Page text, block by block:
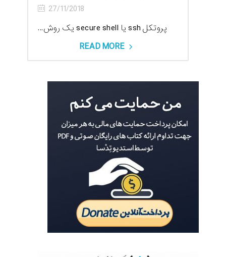
27/11/2018
پروتکل ssh یا secure shell یک روش...
READ MORE